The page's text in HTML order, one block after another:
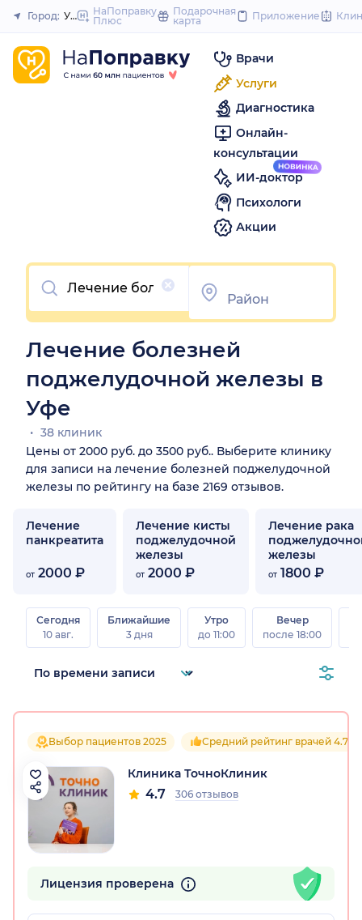
to
Закрыть
Город: Уфа
НаПоправку
Плюс
Подарочная
карта
Приложение
Врачи
Услуги
Диагностика
Онлайн-
консультации
ИИ-доктор
Психологи
Акции
Очистить
Лечение болезней
поджелудочной железы в
Уфе
38 клиник
Цены от 2000 руб. до 3500 руб.. Выберите клинику
для записи на лечение болезней поджелудочной
железы по рейтингу на базе 2169 отзывов.
Лечение
панкреатита
от 2000 ₽
Лечение кисты
поджелудочной
железы
от 2000 ₽
Лечение рака
железы
от 1800 ₽
Сегодня
10 авг.
Ближайшие
3 дня
Утро
до 11:00
Вечер
после 18:00
Выбор пациентов 2025 Средний рейтинг врачей 4.7
Клиника ТочноКлиник
4.7 306 отзывов
Лицензия проверена